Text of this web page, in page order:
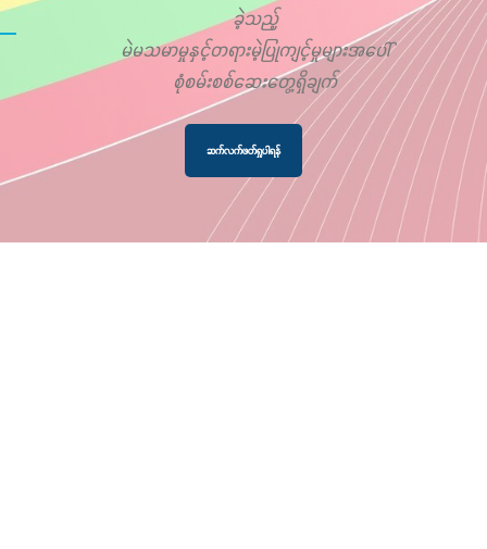
ခဲ့သည့်
မဲမသမာမှုနှင့်တရားမဲ့ပြုကျင့်မှုများအပေါ်
စုံစမ်းစစ်ဆေးတွေ့ရှိချက်
ဆက်လက်ဖတ်ရှုပါရန်